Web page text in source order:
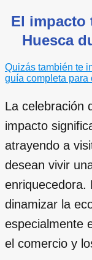
El impacto
Huesca
Quizás también te
guía completa para
La celebración
impacto
atrayendo a
desean vivir
enriquecedora.
dinamizar la
especialmente
el comercio y